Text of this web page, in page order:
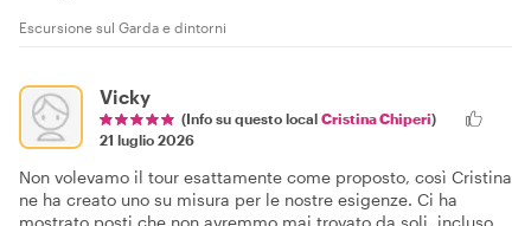
Escursione sul Garda e dintorni
Vicky
(Info su questo local Cristina Chiperi)
21 luglio 2026
Non volevamo il tour esattamente come proposto, così Cristina
ne ha creato uno su misura per le nostre esigenze. Ci ha